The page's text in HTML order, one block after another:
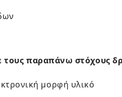
παραπάνω στόχους
μορφή υλικό